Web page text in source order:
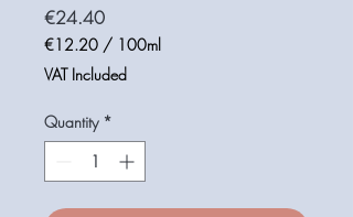
€24.40Price
€12.20 / 100ml
€12.20
per
Milliliters
VAT Included
Quantity *